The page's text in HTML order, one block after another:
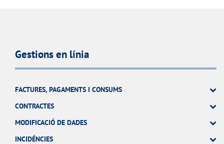
Gestions en línia
FACTURES, PAGAMENTS I CONSUMS
CONTRACTES
MODIFICACIÓ DE DADES
INCIDÉNCIES